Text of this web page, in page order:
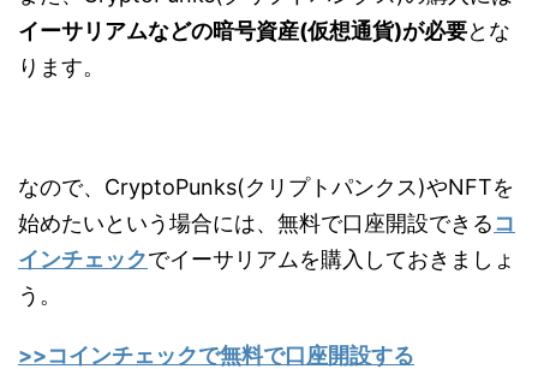
イーサリアムなどの暗号資産(仮想通貨)が必要とな
ります。
なので、CryptoPunks(クリプトパンクス)やNFTを
始めたいという場合には、無料で口座開設できるコ
インチェックでイーサリアムを購入しておきましょ
う。
>>コインチェックで無料で口座開設する